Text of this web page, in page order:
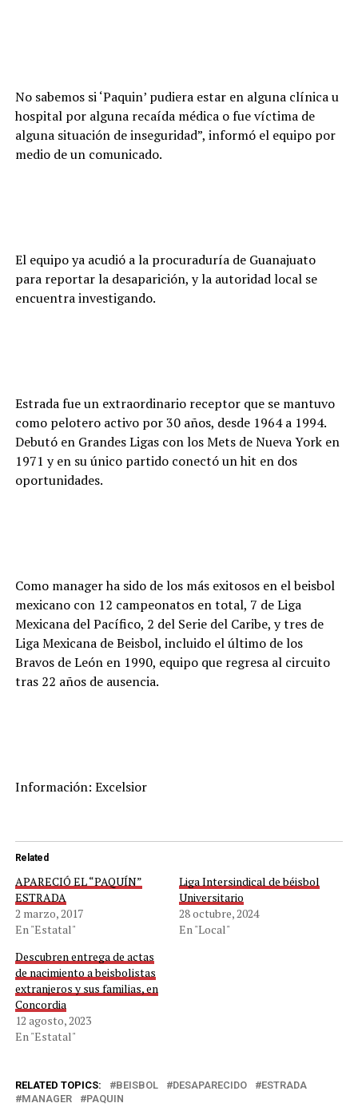
No sabemos si ‘Paquin’ pudiera estar en alguna clínica u
hospital por alguna recaída médica o fue víctima de
alguna situación de inseguridad”, informó el equipo por
medio de un comunicado.
El equipo ya acudió a la procuraduría de Guanajuato
para reportar la desaparición, y la autoridad local se
encuentra investigando.
Estrada fue un extraordinario receptor que se mantuvo
como pelotero activo por 30 años, desde 1964 a 1994.
Debutó en Grandes Ligas con los Mets de Nueva York en
1971 y en su único partido conectó un hit en dos
oportunidades.
Como manager ha sido de los más exitosos en el beisbol
mexicano con 12 campeonatos en total, 7 de Liga
Mexicana del Pacífico, 2 del Serie del Caribe, y tres de
Liga Mexicana de Beisbol, incluido el último de los
Bravos de León en 1990, equipo que regresa al circuito
tras 22 años de ausencia.
Información: Excelsior
Related
APARECIÓ EL “PAQUÍN”
ESTRADA
2 marzo, 2017
En "Estatal"
Liga Intersindical de béisbol
Universitario
28 octubre, 2024
En "Local"
Descubren entrega de actas
de nacimiento a beisbolistas
extranjeros y sus familias, en
Concordia
12 agosto, 2023
En "Estatal"
RELATED TOPICS: BEISBOL DESAPARECIDO
ESTRADA
MANAGER
PAQUIN